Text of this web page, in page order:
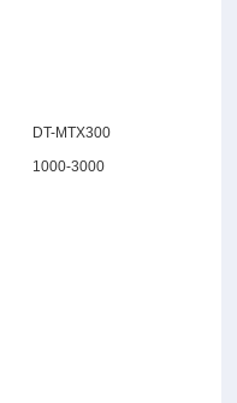
DT-MTX300
1000-3000